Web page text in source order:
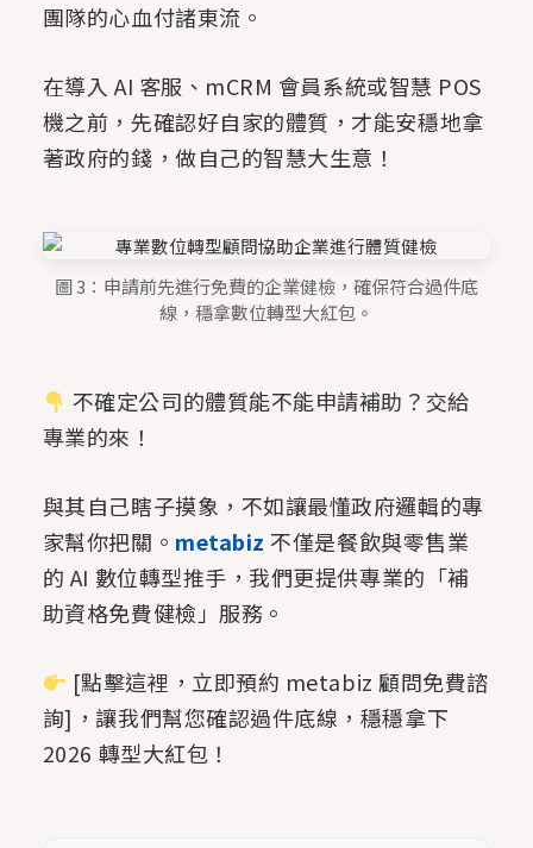
團隊的心血付諸東流。
在導入 AI 客服、mCRM 會員系統或智慧 POS
機之前，先確認好自家的體質，才能安穩地拿
著政府的錢，做自己的智慧大生意！
圖 3：申請前先進行免費的企業健檢，確保符合過件底
線，穩拿數位轉型大紅包。
不確定公司的體質能不能申請補助？交給
專業的來！
與其自己瞎子摸象，不如讓最懂政府邏輯的專
家幫你把關。 metabiz 不僅是餐飲與零售業
的 AI 數位轉型推手，我們更提供專業的「補
助資格免費健檢」服務。
[點擊這裡，立即預約 metabiz 顧問免費諮
詢]，讓我們幫您確認過件底線，穩穩拿下
2026 轉型大紅包！